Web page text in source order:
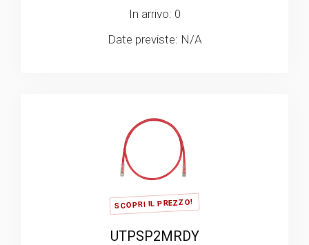
In arrivo: 0
Date previste: N/A
SCOPRI IL PREZZO!
UTPSP2MRDY